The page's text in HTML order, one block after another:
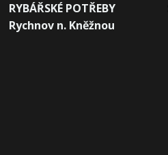
RYBÁŘSKÉ POTŘEBY
Rychnov n. Kněžnou